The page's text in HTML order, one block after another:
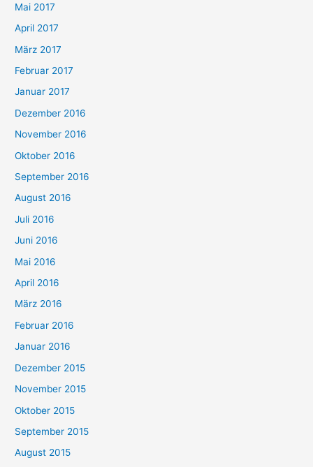
Mai 2017
April 2017
März 2017
Februar 2017
Januar 2017
Dezember 2016
November 2016
Oktober 2016
September 2016
August 2016
Juli 2016
Juni 2016
Mai 2016
April 2016
März 2016
Februar 2016
Januar 2016
Dezember 2015
November 2015
Oktober 2015
September 2015
August 2015